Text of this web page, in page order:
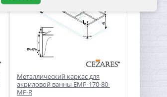
Металлический каркас для
акриловой ванны EMP-170-80-
MF-R